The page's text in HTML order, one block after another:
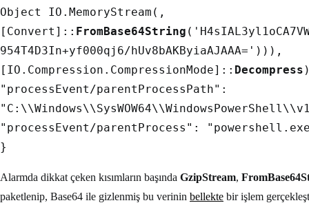
Object IO.MemoryStream(,
[Convert]:: FromBase64String
954T4D3In+yf000qj6/hUv8bAKByiaAJAAA='))),
[IO.Compression.CompressionMode]:: Decompress
"processEvent/parentProcessPath":
"processEvent/parentProcess":
}
Alarmda dikkat çeken kısımların başında GzipStream,
paketlenip, Base64 ile gizlenmiş bu verinin bellekte bir işlem